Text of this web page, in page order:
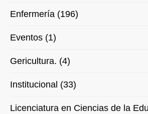
Enfermería (196)
Eventos (1)
Gericultura. (4)
Institucional (33)
Licenciatura en Ciencias de la